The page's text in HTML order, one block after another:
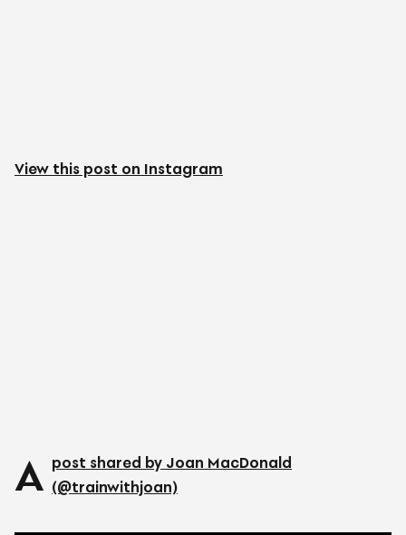
View this post on Instagram
A post shared by Joan MacDonald
(@trainwithjoan)